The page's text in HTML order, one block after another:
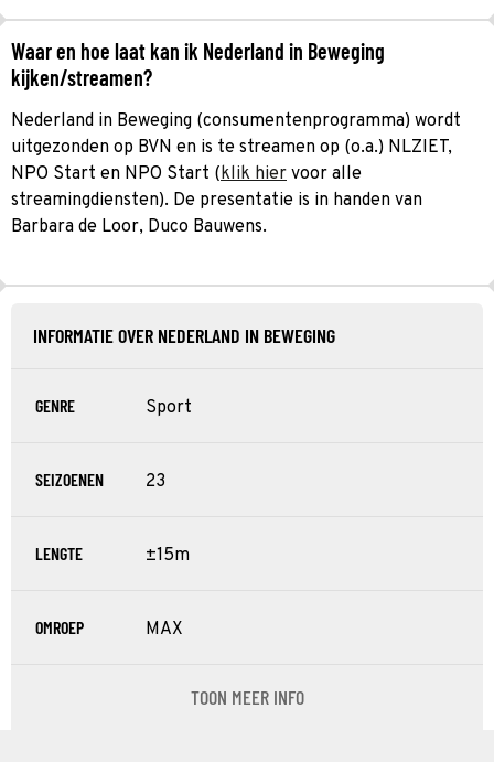
Waar en hoe laat kan ik Nederland in Beweging
kijken/streamen?
Nederland in Beweging (consumentenprogramma) wordt
uitgezonden op BVN en is te streamen op (o.a.) NLZIET,
NPO Start en NPO Start (klik hier voor alle
streamingdiensten). De presentatie is in handen van
Barbara de Loor, Duco Bauwens.
INFORMATIE OVER NEDERLAND IN BEWEGING
GENRE Sport
SEIZOENEN 23
LENGTE ±15m
OMROEP MAX
TOON MEER INFO